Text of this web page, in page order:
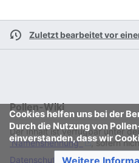
Zuletzt bearbeitet vor
Cookies helfen uns bei der
Durch die Nutzung von
einverstanden, dass wir
Weitere
Pollen-Wiki
Der Inhalt ist verfügbar unter
'Namensnennung'
, sofern
Datenschutz
Klassische